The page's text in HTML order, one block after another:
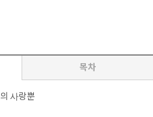
목차
사랑뿐